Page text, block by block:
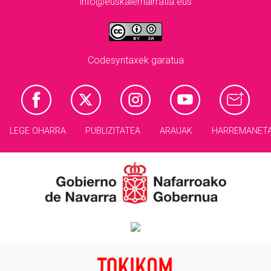
Codesyntaxek garatua
LEGE OHARRA PUBLIZITATEA ARAUAK